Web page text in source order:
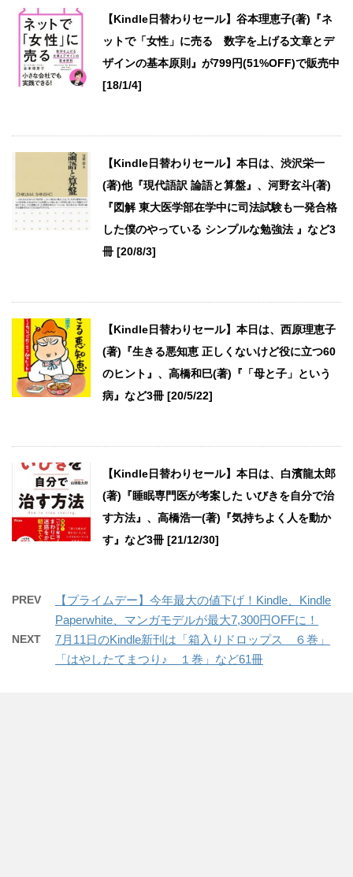
【Kindle日替わりセール】谷本理恵子(著)『ネ
ットで「女性」に売る 数字を上げる文章とデ
ザインの基本原則』が799円(51%OFF)で販売中
[18/1/4]
【Kindle日替わりセール】本日は、渋沢栄一
(著)他『現代語訳 論語と算盤』、河野玄斗(著)
『図解 東大医学部在学中に司法試験も一発合格
した僕のやっている シンプルな勉強法 』など3
冊 [20/8/3]
【Kindle日替わりセール】本日は、西原理恵子
(著)『生きる悪知恵 正しくないけど役に立つ60
のヒント』、高橋和巳(著)『「母と子」という
病』など3冊 [20/5/22]
【Kindle日替わりセール】本日は、白濱龍太郎
(著)『睡眠専門医が考案した いびきを自分で治
す方法』、高橋浩一(著)『気持ちよく人を動か
す』など3冊 [21/12/30]
PREV
【プライムデー】今年最大の値下げ！Kindle、Kindle
Paperwhite、マンガモデルが最大7,300円OFFに！
NEXT
7月11日のKindle新刊は「箱入りドロップス ６巻」
「はやしたてまつり♪ １巻」など61冊